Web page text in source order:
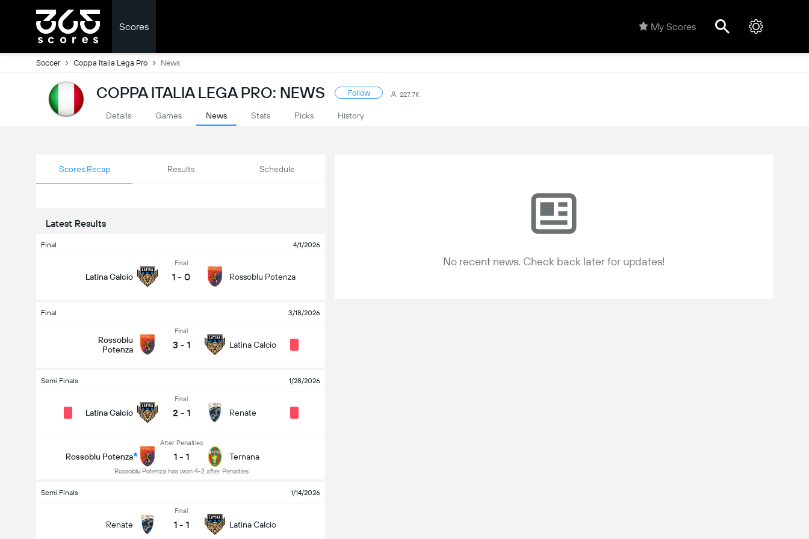
Scores My Scores
Soccer Coppa Italia Lega Pro News
COPPA ITALIA LEGA PRO: NEWS Follow 227.7K
Details Games News Stats Picks History
Scores Recap Results Schedule
Latest Results
Final 4/1/2026
Latina Calcio
Final
1 - 0 Rossoblu Potenza
Final 3/18/2026
Rossoblu
Potenza
Final
3 - 1 Latina Calcio
Semi Finals 1/28/2026
Latina Calcio
Final
2 - 1 Renate
Rossoblu Potenza
After Penalties
1 - 1
Rossoblu Potenza has won 4-2 after Penalties
Ternana
Semi Finals 1/14/2026
Renate
Final
1 - 1 Latina Calcio
No recent news. Check back later for updates!